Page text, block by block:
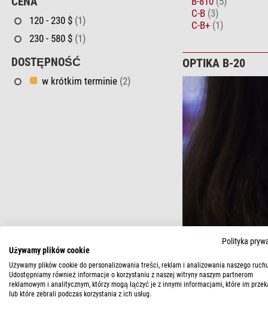
120 - 230 $ (1)
230 - 580 $ (1)
DOSTĘPNOŚĆ
w krótkim terminie (2)
C-B (3)
C-B+ (1)
OPTIKA B-20
Polityka
Używamy plików cookie
Używamy plików cookie do personalizowania treści, reklam i analizowania naszego
Udostępniamy również informacje o korzystaniu z naszej witryny naszym partnerom
reklamowym i analitycznym, którzy mogą łączyć je z innymi informacjami, które im
lub które zebrali podczas korzystania z ich usług.